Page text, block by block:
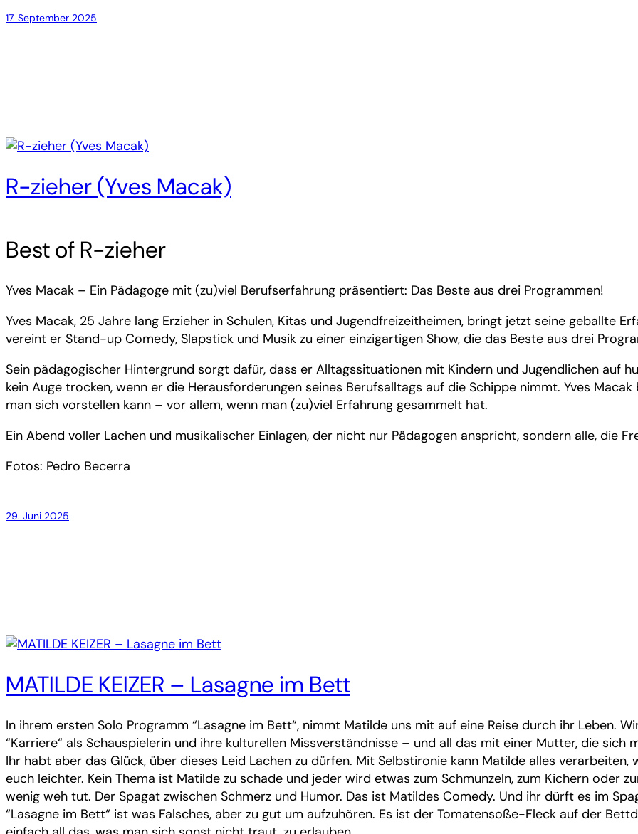
17. September 2025
R-zieher (Yves Macak)
Best of R-zieher
Yves Macak – Ein Pädagoge mit (zu)viel Berufserfahrung präsentiert: Das Beste aus drei Programmen!
Yves Macak, 25 Jahre lang Erzieher in Schulen, Kitas und Jugendfreizeitheimen, bringt jetzt seine geballte
vereint er Stand-up Comedy, Slapstick und Musik zu einer einzigartigen Show, die das Beste aus drei
Sein pädagogischer Hintergrund sorgt dafür, dass er Alltagssituationen mit Kindern und Jugendlichen auf
kein Auge trocken, wenn er die Herausforderungen seines Berufsalltags auf die Schippe nimmt. Yves
man sich vorstellen kann – vor allem, wenn man (zu)viel Erfahrung gesammelt hat.
Ein Abend voller Lachen und musikalischer Einlagen, der nicht nur Pädagogen anspricht, sondern alle, die
Fotos: Pedro Becerra
29. Juni 2025
MATILDE KEIZER – Lasagne im Bett
In ihrem ersten Solo Programm “Lasagne im Bett“, nimmt Matilde uns mit auf eine Reise durch ihr Leben.
“Karriere“ als Schauspielerin und ihre kulturellen Missverständnisse – und all das mit einer Mutter, die sich
Ihr habt aber das Glück, über dieses Leid Lachen zu dürfen. Mit Selbstironie kann Matilde alles
euch leichter. Kein Thema ist Matilde zu schade und jeder wird etwas zum Schmunzeln, zum Kichern oder
wenig weh tut. Der Spagat zwischen Schmerz und Humor. Das ist Matildes Comedy. Und ihr dürft es im
“Lasagne im Bett“ ist was Falsches, aber zu gut um aufzuhören. Es ist der Tomatensoße-Fleck auf der